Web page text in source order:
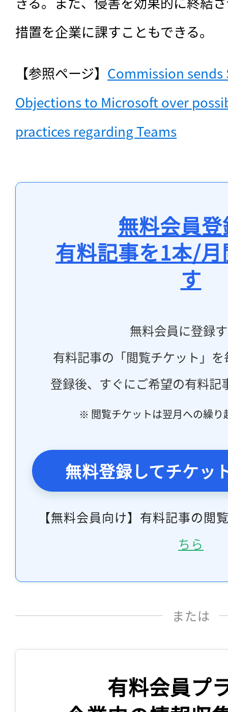
措置を企業に課すこともできる。
【参照ページ】 Commission
Objections to Microsoft over
practices regarding Teams
無料会員
有料記事を1本/
す
無料会員に登録
有料記事の「閲覧チケット」
登録後、すぐにご希望の有料記
※ 閲覧チケットは翌月への繰り
無料登録してチケッ
【無料会員向け】有料記事の閲
ちら
または
有料会員プ